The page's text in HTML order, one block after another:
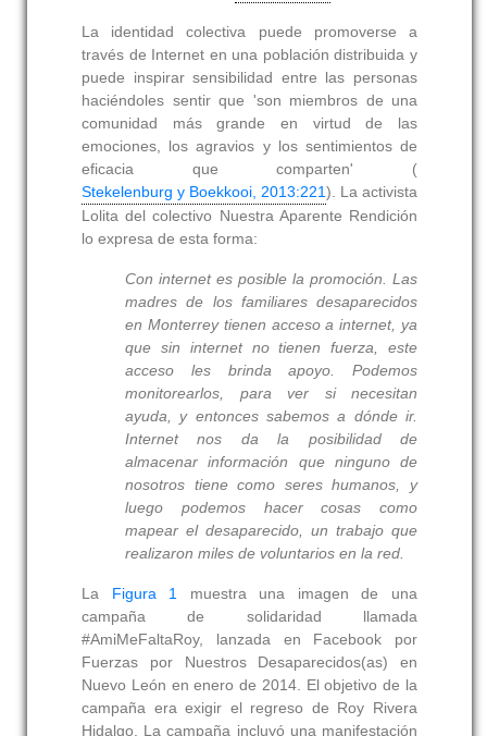
La identidad colectiva puede promoverse a
través de Internet en una población distribuida y
puede inspirar sensibilidad entre las personas
haciéndoles sentir que 'son miembros de una
comunidad más grande en virtud de las
emociones, los agravios y los sentimientos de
eficacia que comparten' (
Stekelenburg y Boekkooi, 2013:221). La activista
Lolita del colectivo Nuestra Aparente Rendición
lo expresa de esta forma:
Con internet es posible la promoción. Las
madres de los familiares desaparecidos
en Monterrey tienen acceso a internet, ya
que sin internet no tienen fuerza, este
acceso les brinda apoyo. Podemos
monitorearlos, para ver si necesitan
ayuda, y entonces sabemos a dónde ir.
Internet nos da la posibilidad de
almacenar información que ninguno de
nosotros tiene como seres humanos, y
luego podemos hacer cosas como
mapear el desaparecido, un trabajo que
realizaron miles de voluntarios en la red.
La Figura 1
muestra una imagen de una
campaña de solidaridad llamada
#AmiMeFaltaRoy, lanzada en Facebook por
Fuerzas por Nuestros Desaparecidos(as) en
Nuevo León en enero de 2014. El objetivo de la
campaña era exigir el regreso de Roy Rivera
Hidalgo. La campaña incluyó una manifestación